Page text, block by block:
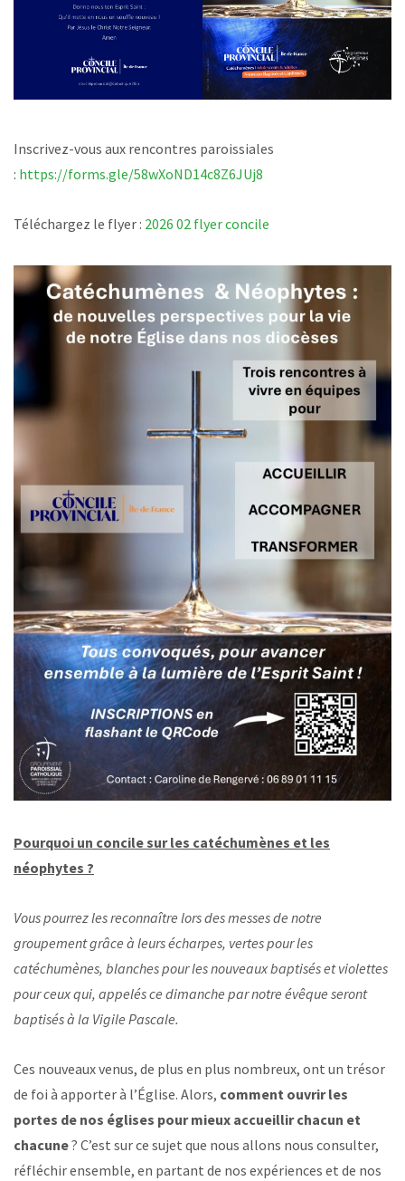
Inscrivez-vous aux rencontres paroissiales
: https://forms.gle/58wXoND14c8Z6JUj8
Téléchargez le flyer : 2026 02 flyer concile
Pourquoi un concile sur les catéchumènes et les
néophytes ?
Vous pourrez les reconnaître lors des messes de notre
groupement grâce à leurs écharpes, vertes pour les
catéchumènes, blanches pour les nouveaux baptisés et violettes
pour ceux qui, appelés ce dimanche par notre évêque seront
baptisés à la Vigile Pascale.
Ces nouveaux venus, de plus en plus nombreux, ont un trésor
de foi à apporter à l’Église. Alors, comment ouvrir les
portes de nos églises pour mieux accueillir chacun et
chacune? C’est sur ce sujet que nous allons nous consulter,
réfléchir ensemble, en partant de nos expériences et de nos